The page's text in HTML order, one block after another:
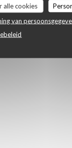
alle cookies
van